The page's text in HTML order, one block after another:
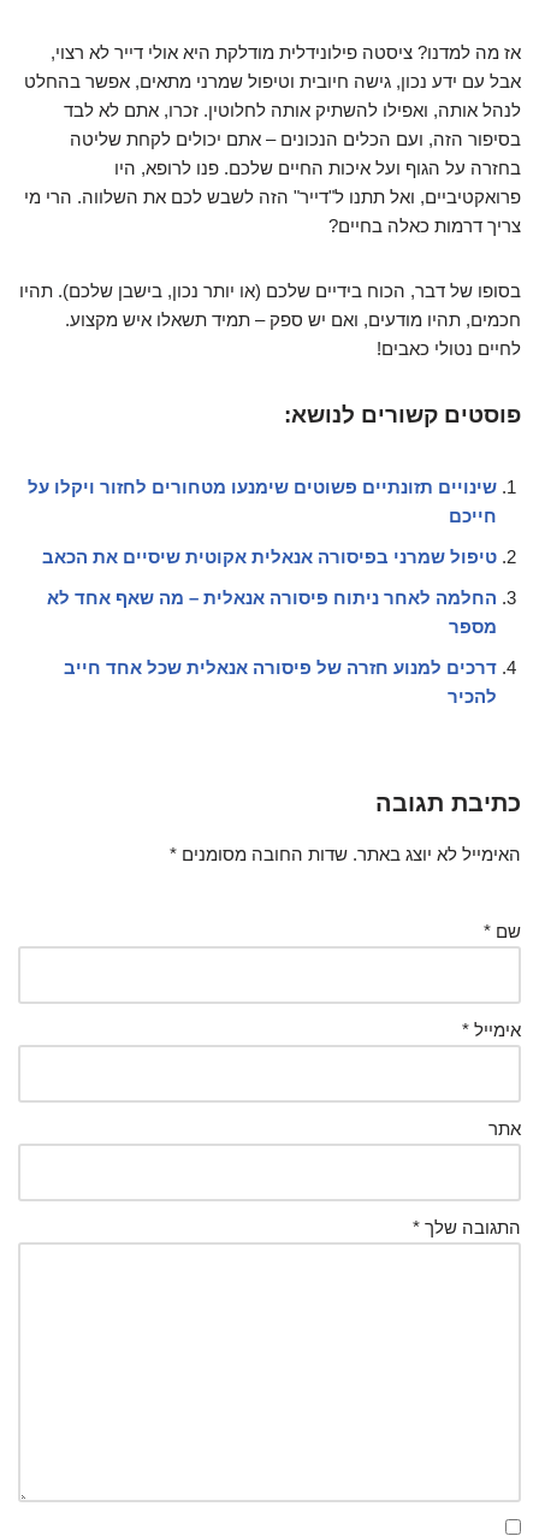
אז מה למדנו? ציסטה פילונידלית מודלקת היא אולי דייר לא רצוי,
אבל עם ידע נכון, גישה חיובית וטיפול שמרני מתאים, אפשר בהחלט
לנהל אותה, ואפילו להשתיק אותה לחלוטין. זכרו, אתם לא לבד
בסיפור הזה, ועם הכלים הנכונים – אתם יכולים לקחת שליטה
בחזרה על הגוף ועל איכות החיים שלכם. פנו לרופא, היו
פרואקטיביים, ואל תתנו ל"דייר" הזה לשבש לכם את השלווה. הרי מי
צריך דרמות כאלה בחיים?
בסופו של דבר, הכוח בידיים שלכם (או יותר נכון, בישבן שלכם). תהיו
חכמים, תהיו מודעים, ואם יש ספק – תמיד תשאלו איש מקצוע.
לחיים נטולי כאבים!
פוסטים קשורים לנושא:
שינויים תזונתיים פשוטים שימנעו מטחורים לחזור ויקלו על
חייכם
טיפול שמרני בפיסורה אנאלית אקוטית שיסיים את הכאב
החלמה לאחר ניתוח פיסורה אנאלית – מה שאף אחד לא
מספר
דרכים למנוע חזרה של פיסורה אנאלית שכל אחד חייב
להכיר
כתיבת תגובה
האימייל לא יוצג באתר. שדות החובה מסומנים *
שם *
אימייל *
אתר
התגובה שלך *